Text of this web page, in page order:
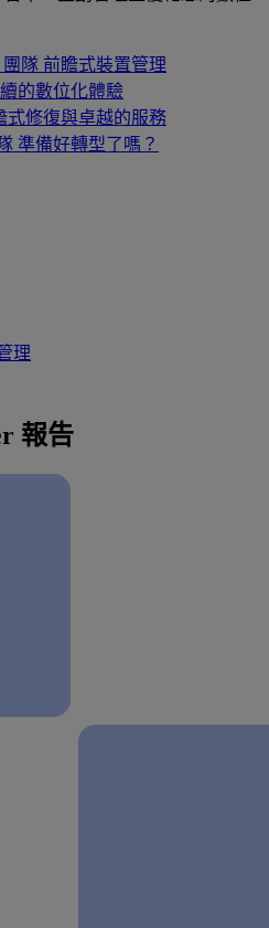
隊 前瞻式裝置管理
的數位化體驗
式修復與卓越的服務
準備好轉型了嗎？
理
報告